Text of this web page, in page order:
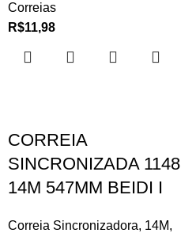
Correias
R$11,98
CORREIA
SINCRONIZADA 1148
14M 547MM BEIDI I
Correia Sincronizadora, 14M,